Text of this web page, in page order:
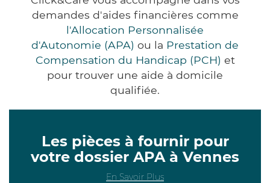
demandes d'aides financières comme
l'Allocation Personnalisée
d'Autonomie (APA) ou la Prestation de
Compensation du Handicap (PCH) et
pour trouver une aide à domicile
qualifiée.
Les pièces à fournir pour
votre dossier APA à Vennes
En Savoir Plus